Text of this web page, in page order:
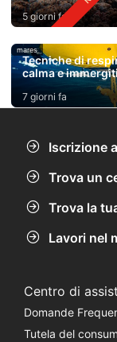
5 giorni fa
mares
Tecniche di
calma e
7 giorni fa
Iscrizione
Trova un
Trova la
Lavori nel
Centro di
Domande
Tutela del